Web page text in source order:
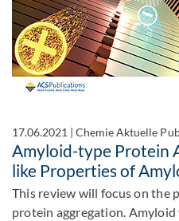
17.06.2021 |Chemie Aktuelle
Amyloid-type Protein
like Properties of
This review will focus on the
protein aggregation.